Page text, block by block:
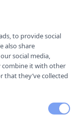
to provide social
also share
social media,
combine it with other
they’ve collected